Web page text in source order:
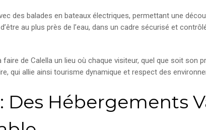
des balades en bateaux électriques, permettant une
au plus près de l’eau, dans un cadre sécurisé et
de Calella un lieu où chaque visiteur, quel que soit son
qui allie ainsi tourisme dynamique et respect des
Des Hébergements